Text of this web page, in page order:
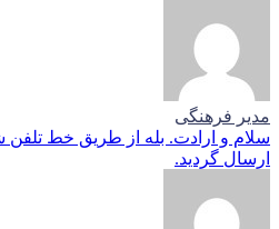
مدیر فرهنگی
سلام و ارادت. بله از طریق خط
ارسال گردید.